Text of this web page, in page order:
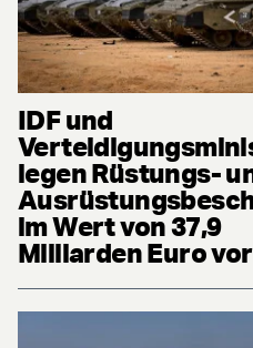
IDF und
legen Rüstungs-
im Wert von 37,9
Milliarden Euro vor